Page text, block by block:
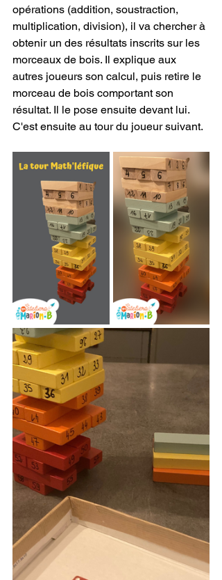
opérations (addition, soustraction,
multiplication, division), il va chercher à
obtenir un des résultats inscrits sur les
morceaux de bois. Il explique aux
autres joueurs son calcul, puis retire le
morceau de bois comportant son
résultat. Il le pose ensuite devant lui.
C'est ensuite au tour du joueur suivant.